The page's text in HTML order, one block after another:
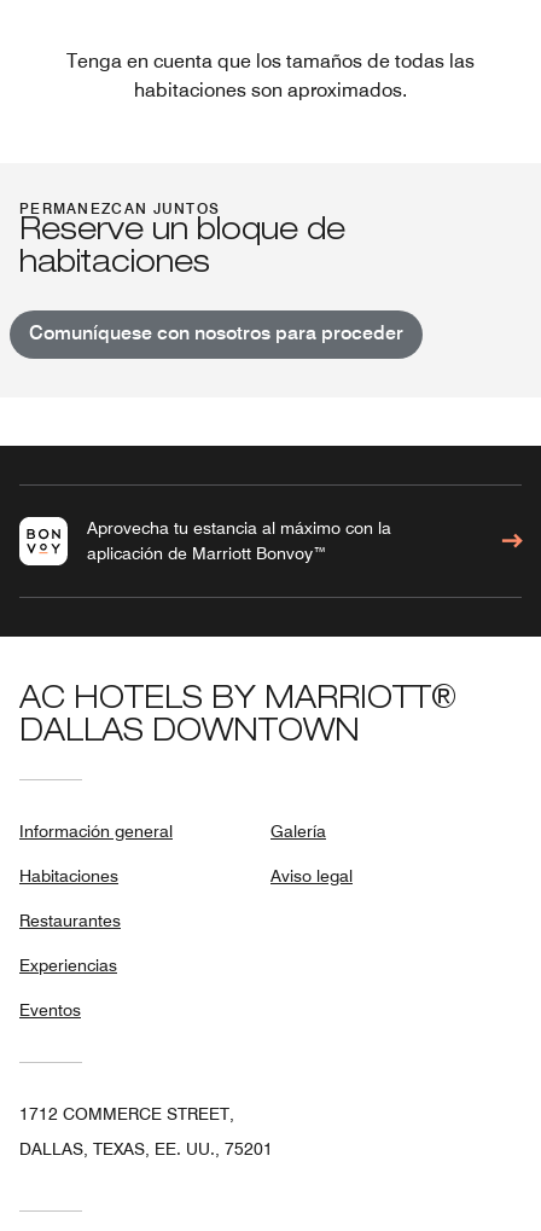
Tenga en cuenta que los tamaños de todas las
habitaciones son aproximados.
PERMANEZCAN JUNTOS
Reserve un bloque de
habitaciones
Comuníquese con nosotros para proceder
Aprovecha tu estancia al máximo con la
aplicación de Marriott Bonvoy™
AC HOTELS BY MARRIOTT®
DALLAS DOWNTOWN
Información general
Habitaciones
Restaurantes
Experiencias
Eventos
Galería
Aviso legal
1712 COMMERCE STREET,
DALLAS, TEXAS, EE. UU., 75201